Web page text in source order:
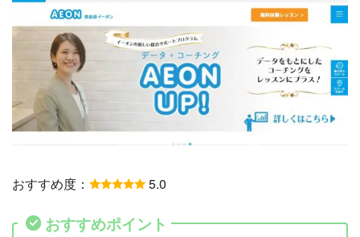
おすすめ度： 5.0
おすすめポイント